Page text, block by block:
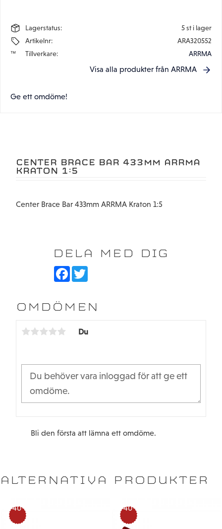
Lagerstatus
5 st i lager
Artikelnr
ARA320552
Tillverkare
ARRMA
Visa alla produkter från ARRMA
Ge ett omdöme!
CENTER BRACE BAR 433MM ARRMA
KRATON 1:5
Center Brace Bar 433mm ARRMA Kraton 1:5
DELA MED DIG
F
b
o
T
t
e
OMDÖMEN
Du
Bli den första att lämna ett omdöme.
ALTERNATIVA PRODUKTER
40
%
40
%